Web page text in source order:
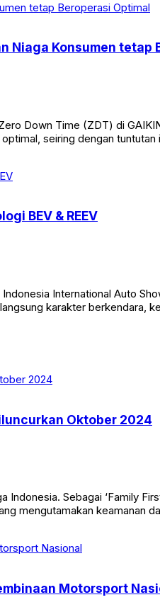
Niaga Konsumen tetap
Down Time (ZDT) di
seiring dengan
BEV & REEV
International Auto
karakter berkendara,
Oktober 2024
Sebagai ‘Family
mengutamakan keamanan
Motorsport